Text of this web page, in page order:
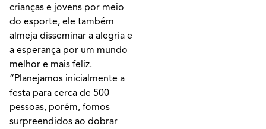
crianças e jovens por meio
do esporte, ele também
almeja disseminar a alegria e
a esperança por um mundo
melhor e mais feliz.
“Planejamos inicialmente a
festa para cerca de 500
pessoas, porém, fomos
surpreendidos ao dobrar